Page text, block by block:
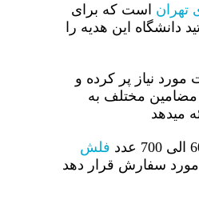
تهران است که برای
دانشگاه این هدیه را
مورد نیاز پر کرده و
مضامین مختلف به
میدهد
فلش
مورد سفارش قرار دهد